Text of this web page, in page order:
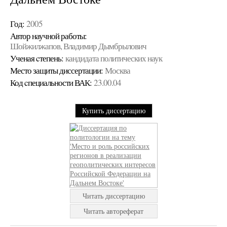
Год: 2005
Автор научной работы:
Шойжилжапов, Владимир Дымбрылович
Ученая cтепень: кандидата политических наук
Место защиты диссертации: Москва
Код cпециальности ВАК: 23.00.04
Купить диссертацию
Читать диссертацию
Читать автореферат